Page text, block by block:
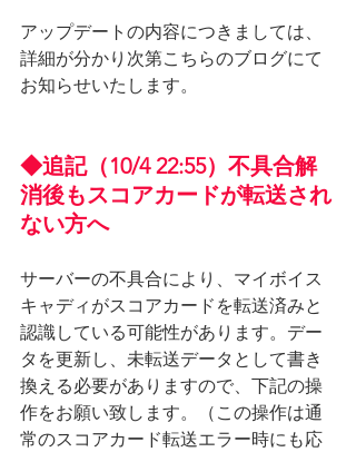
アップデートの内容につきましては、
詳細が分かり次第こちらのブログにて
お知らせいたします。
◆追記（10/4 22:55）不具合解
消後もスコアカードが転送され
ない方へ
サーバーの不具合により、マイボイス
キャディがスコアカードを転送済みと
認識している可能性があります。デー
タを更新し、未転送データとして書き
換える必要がありますので、下記の操
作をお願い致します。（この操作は通
常のスコアカード転送エラー時にも応